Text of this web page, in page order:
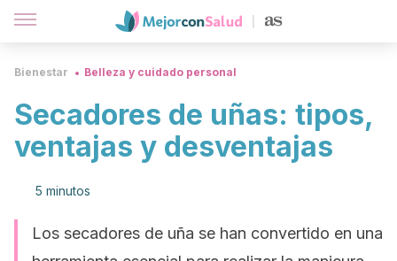
Bienestar Belleza y cuidado personal
Secadores de uñas: tipos,
ventajas y desventajas
5 minutos
Los secadores de uña se han convertido en una